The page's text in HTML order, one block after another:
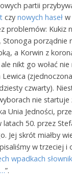
partii
czy nowych hasełw
problemów: Kukiz
Stonoga porządnie
a Korwin z
nikt go wołać
czwarty).
nie startuje
Unia Jedności,
latach 50. przez
Jej skrót miałby
w trzeciej i
wpadkach
”.